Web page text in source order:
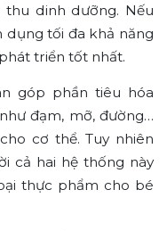
thu dinh dưỡng. Nếu
dụng tối đa khả năng
triển tốt nhất.
góp phần tiêu hóa
đạm, mỡ, đường…
cơ thể. Tuy nhiên
cả hai hệ thống này
thực phẩm cho bé